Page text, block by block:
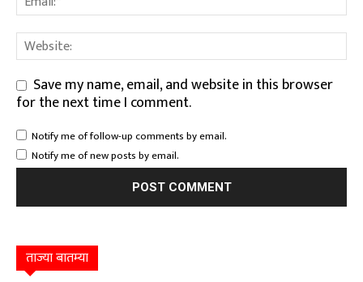
Save my name, email, and website in this browser
for the next time I comment.
Notify me of follow-up comments by email.
Notify me of new posts by email.
ताज्या बातम्या